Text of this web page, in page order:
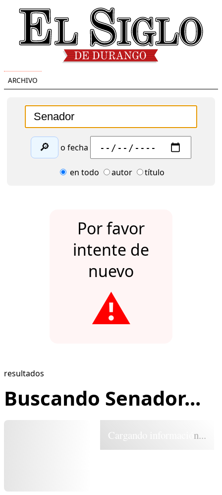
ARCHIVO
🔎 o fecha
en todo autor título
Por favor
intente de
nuevo
⚠️
resultados
Buscando Senador...
Cargando información...